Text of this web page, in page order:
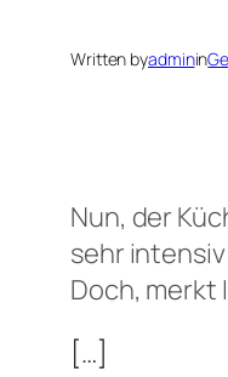
Written byadminin
Nun, der
sehr
Doch, merkt
[…]